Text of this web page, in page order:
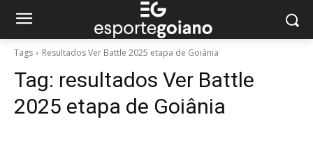
Tags Resultados Ver Battle 2025 etapa de Goiânia
Tag: resultados Ver Battle
2025 etapa de Goiânia